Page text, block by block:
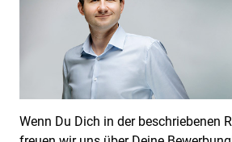
Wenn Du Dich in der beschriebenen